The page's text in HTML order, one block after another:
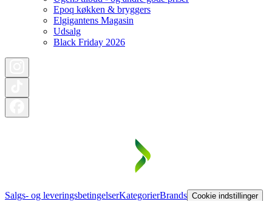
Epoq køkken & bryggers
Elgigantens Magasin
Udsalg
Black Friday 2026
Salgs- og leveringsbetingelserKategorierBrands Cookie indstillinger